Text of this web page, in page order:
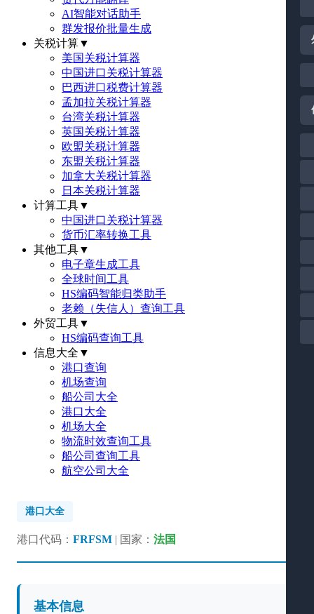
AI智能对话助手
群发报价批量生成
关税计算▼
美国关税计算器
中国进口关税计算器
巴西进口税费计算器
孟加拉关税计算器
台湾关税计算器
英国关税计算器
欧盟关税计算器
东盟关税计算器
加拿大关税计算器
日本关税计算器
计算工具▼
中国进口关税计算器
货币汇率转换工具
其他工具▼
电子章生成工具
全球时间工具
HS编码智能归类助手
老赖（失信人）查询工具
外贸工具▼
HS编码查询工具
信息大全 ▼
港口查询
机场查询
船公司大全
港口大全
机场大全
物流时效查询工具
船公司查询工具
航空公司大全
港口大全
港口代码： FRFSM | 国家： 法国
基本信息